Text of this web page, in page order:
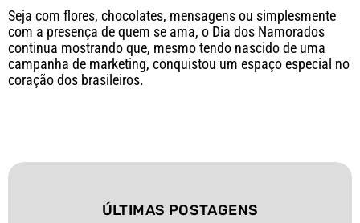
Seja com flores, chocolates, mensagens ou simplesmente
com a presença de quem se ama, o Dia dos Namorados
continua mostrando que, mesmo tendo nascido de uma
campanha de marketing, conquistou um espaço especial no
coração dos brasileiros.
ÚLTIMAS POSTAGENS